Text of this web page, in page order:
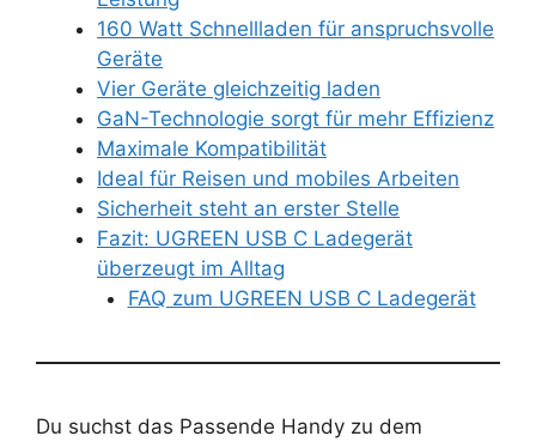
160 Watt Schnellladen für anspruchsvolle
Geräte
Vier Geräte gleichzeitig laden
GaN-Technologie sorgt für mehr Effizienz
Maximale Kompatibilität
Ideal für Reisen und mobiles Arbeiten
Sicherheit steht an erster Stelle
Fazit: UGREEN USB C Ladegerät
überzeugt im Alltag
FAQ zum UGREEN USB C Ladegerät
Du suchst das Passende Handy zu dem